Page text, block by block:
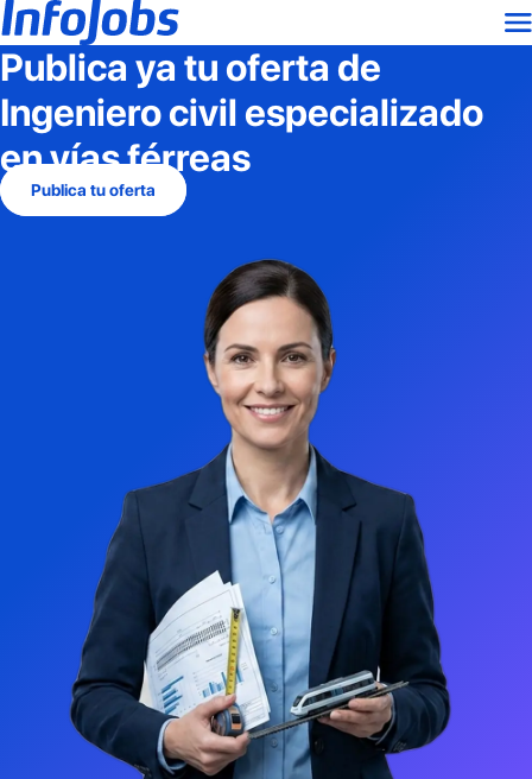
Publica ya tu oferta de
Ingeniero civil especializado
en vías férreas
Publica tu oferta